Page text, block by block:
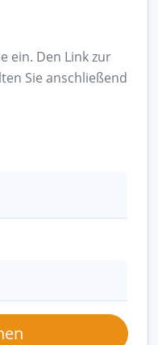
ein. Den Link zur
Sie anschließend